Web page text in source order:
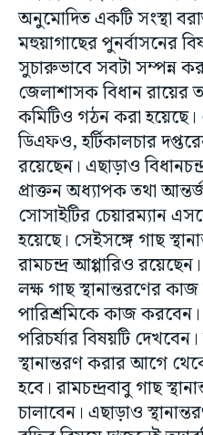
অনুমোদিত একটি সংস্থা
মহুয়াগাছের পুনর্বাসনের
সুচারুভাবে সবটা সম্পন্ন
জেলাশাসক বিধান রায়ের
কমিটিও গঠন করা হয়েছে।
ডিএফও, হর্টিকালচার
রয়েছেন। এছাড়াও
প্রাক্তন অধ্যাপক তথা
সোসাইটির চেয়ারম্যান
হয়েছে। সেইসঙ্গে গাছ
রামচন্দ্র আপ্পারিও
লক্ষ গাছ স্থানান্তরণের
পারিশ্রমিকে কাজ
পরিচর্যার বিষয়টি
স্থানান্তরণ করার আগে
হবে। রামচন্দ্রবাবু গাছ
চালাবেন। এছাড়াও